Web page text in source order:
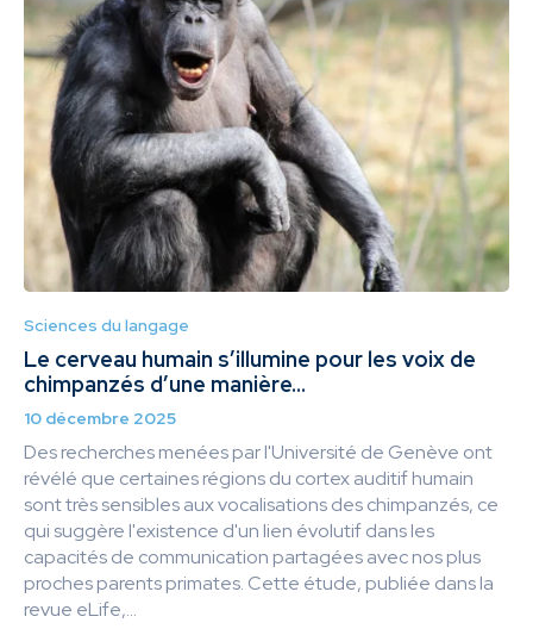
Sciences du langage
Le cerveau humain s’illumine pour les voix de
chimpanzés d’une manière...
10 décembre 2025
Des recherches menées par l'Université de Genève ont
révélé que certaines régions du cortex auditif humain
sont très sensibles aux vocalisations des chimpanzés, ce
qui suggère l'existence d'un lien évolutif dans les
capacités de communication partagées avec nos plus
proches parents primates. Cette étude, publiée dans la
revue eLife,...